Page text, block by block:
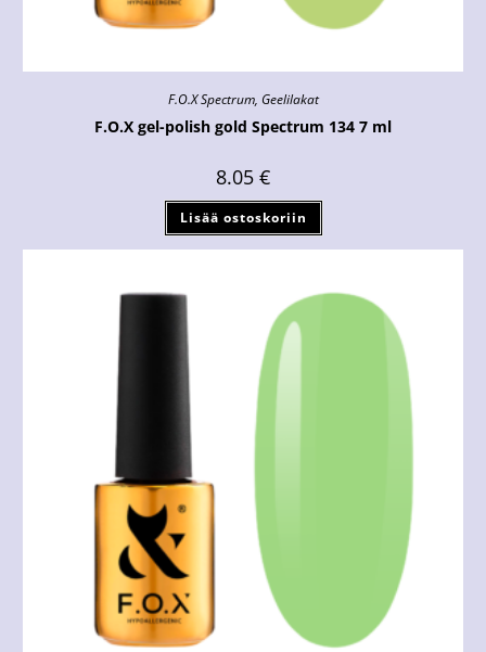
F.O.X Spectrum, Geelilakat
F.O.X gel-polish gold Spectrum 134 7 ml
8.05 €
Lisää ostoskoriin